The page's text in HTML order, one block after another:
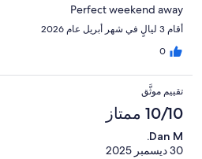
Perfect weekend away
أقام 3 ليالٍ في شهر أبريل عام 2026
0
تقييم موثَّق
10/10 ممتاز
Dan M.
30 ديسمبر 2025